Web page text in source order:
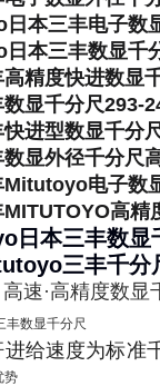
本三丰电子数
本三丰数显千
高精度快进数显
数显千分尺293-
快进型数显千分
数显外径千分尺
Mitutoyo电子数
MITUTOYO高
日本三丰数显
三丰千分
速·高精度数
给速度为标准
势